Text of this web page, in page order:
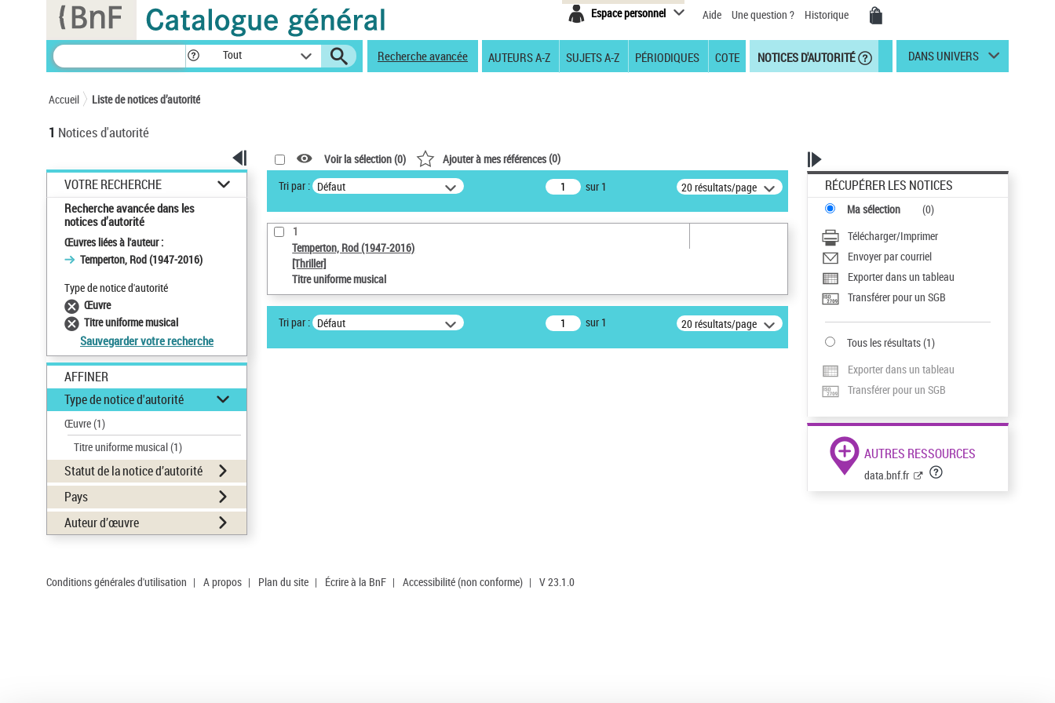
Espace personnel Aide Une question ? Historique
Tout Recherche avancée AUTEURS A-Z SUJETS A-Z PÉRIODIQUES COTE NOTICES D'AUTORITÉ DANS UNIVERS
Accueil Liste de notices d’autorité
1 Notices d'autorité
VOTRE RECHERCHE
Recherche avancée dans les
notices d’autorité
Œuvres liées à l'auteur :
Temperton, Rod (1947-2016)
Type de notice d'autorité
Œuvre
Titre uniforme musical
Sauvegarder votre recherche
AFFINER
Type de notice d'autorité
Œuvre(1)
Titre uniforme musical(1)
Statut de la notice d’autorité
Pays
Auteur d’œuvre
Voir la sélection (0) Ajouter à mes références(0)
Tri par : Défaut sur 1 20 résultats/page
1
Temperton, Rod (1947-2016)
[Thriller]
Titre uniforme musical
Tri par : Défaut sur 1 20 résultats/page
RÉCUPÉRER LES NOTICES
Ma sélection (0)
Télécharger/Imprimer
Envoyer par courriel
Exporter dans un tableau
Transférer pour un SGB
Tous les résultats(1)
Exporter dans un tableau
Transférer pour un SGB
AUTRES RESSOURCES
data.bnf.fr
Conditions générales d'utilisation | A propos | Plan du site | Écrire à la BnF | Accessibilité (non conforme) | V 23.1.0
Panneau de gestion des cookies